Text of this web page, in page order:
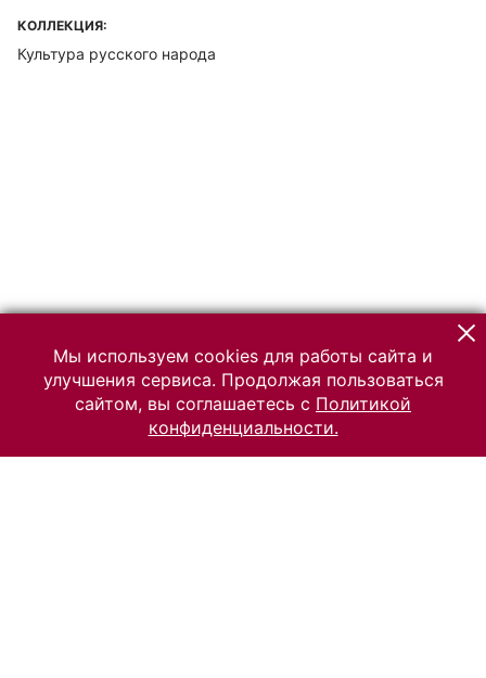
КОЛЛЕКЦИЯ:
Культура русского народа
Мы используем cookies для работы сайта и
улучшения сервиса. Продолжая пользоваться
сайтом, вы соглашаетесь с Политикой
конфиденциальности.